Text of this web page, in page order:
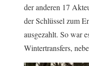
der anderen 17
der Schlüssel zum
ausgezahlt. So war
Wintertransfers,